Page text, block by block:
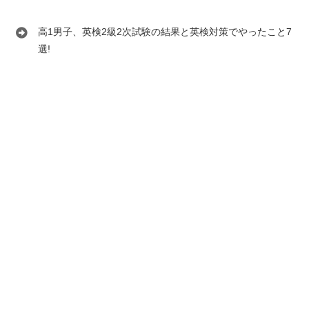
高1男子、英検2級2次試験の結果と英検対策でやったこと7
選!